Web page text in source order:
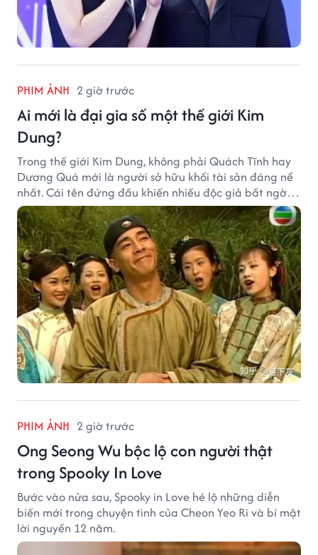
PHIM ẢNH 2 giờ trước
Ai mới là đại gia số một thế giới Kim
Dung?
Trong thế giới Kim Dung, không phải Quách Tĩnh hay
Dương Quá mới là người sở hữu khối tài sản đáng nể
nhất. Cái tên đứng đầu khiến nhiều độc giả bất ngờ
bởi xuất thân của nhân vật này hoàn toàn không
giống một đại hiệp.
PHIM ẢNH 2 giờ trước
Ong Seong Wu bộc lộ con người thật
trong Spooky In Love
Bước vào nửa sau, Spooky in Love hé lộ những diễn
biến mới trong chuyện tình của Cheon Yeo Ri và bí mật
lời nguyền 12 năm.